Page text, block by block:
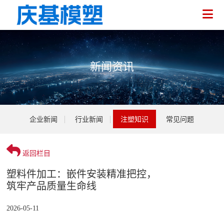
企业介绍
荣誉资质
技术人员
电气注塑
家用注塑
环保注塑
企业新闻
行业新闻
注塑知识
注塑加工
模具开发
新闻资讯
企业新闻 行业新闻 注塑知识 常见问题
返回栏目
塑料件加工：嵌件安装精准把控，
筑牢产品质量生命线
2026-05-11